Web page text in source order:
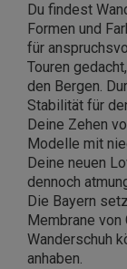
Du findest
Formen und
für
Touren
den Bergen.
Stabilität für
Deine Zehen
Modelle mit
Deine neuen
dennoch
Die Bayern
Membrane
Wanderschuh
anhaben.